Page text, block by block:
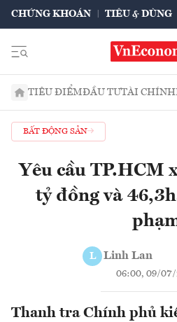
CHỨNG KHOÁN TIÊU & DÙNG
TIÊU ĐIỂMĐẦU TƯTÀI CHÍNH
BẤT ĐỘNG SẢN
Yêu cầu TP.HCM
tỷ đồng và
L Linh Lan
06:00, 09/07/
Thanh tra Chính phủ